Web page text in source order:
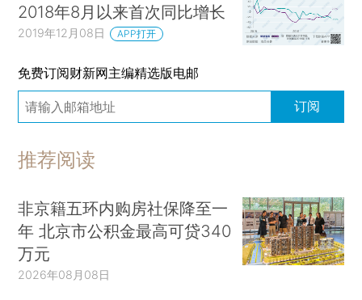
2018年8月以来首次同比增长
2019年12月08日 APP打开
免费订阅财新网主编精选版电邮
订阅
推荐阅读
非京籍五环内购房社保降至一
年 北京市公积金最高可贷340
万元
2026年08月08日